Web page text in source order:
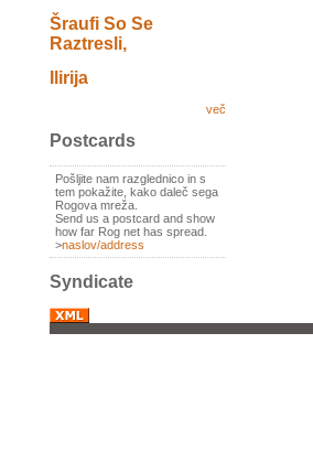
Šraufi So Se
Raztresli,
Ilirija
več
Postcards
Pošljite nam razglednico in s
tem pokažite, kako daleč sega
Rogova mreža.
Send us a postcard and show
how far Rog net has spread.
>naslov/address
Syndicate